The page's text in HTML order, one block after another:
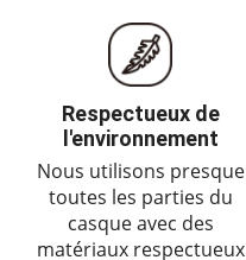
Respectueux de
l'environnement
Nous utilisons presque
toutes les parties du
casque avec des
matériaux respectueux